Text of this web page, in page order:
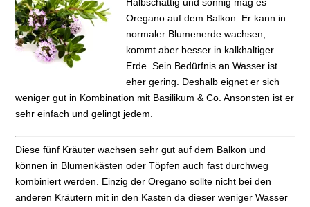
Oregano auf dem Balkon. Er kann in
normaler Blumenerde wachsen,
kommt aber besser in kalkhaltiger
Erde. Sein Bedürfnis an Wasser ist
eher gering. Deshalb eignet er sich
weniger gut in Kombination mit Basilikum & Co. Ansonsten ist er
sehr einfach und gelingt jedem.
Diese fünf Kräuter wachsen sehr gut auf dem Balkon und
können in Blumenkästen oder Töpfen auch fast durchweg
kombiniert werden. Einzig der Oregano sollte nicht bei den
anderen Kräutern mit in den Kasten da dieser weniger Wasser